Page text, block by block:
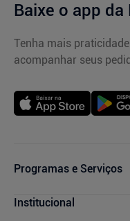
Baixe o app da
Tenha mais
acompanhar seus
Programas e Serviços
Cupons de Desconto
Institucional